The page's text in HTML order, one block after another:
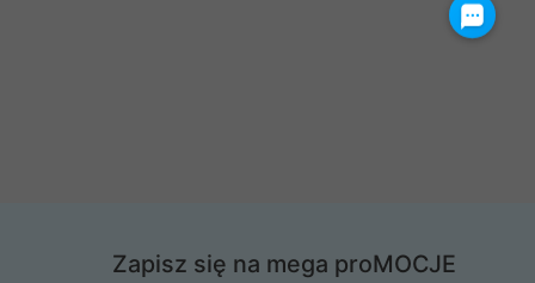
Zapisz się na mega proMOCJE